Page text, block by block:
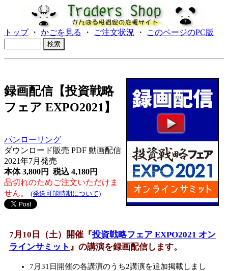
トップ・ かごを見る ・ ご注文状況 ・ このページのPC版
録画配信【投資戦略
フェア EXPO2021】
パンローリング
ダウンロード販売 PDF 動画配信
2021年7月発売
本体 3,800円 税込 4,180円
品切れのためご注文いただけま
せん。
(発送可能時期について)
7月10日（土） 開催『投資戦略フェア EXPO2021 オン
ラインサミット 』の講演を録画配信します。
7月31日開催の各講演のうち2講演を追加掲載しまし